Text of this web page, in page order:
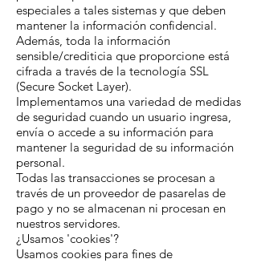
especiales a tales sistemas y que deben
mantener la información confidencial.
Además, toda la información
sensible/crediticia que proporcione está
cifrada a través de la tecnología SSL
(Secure Socket Layer).
Implementamos una variedad de medidas
de seguridad cuando un usuario ingresa,
envía o accede a su información para
mantener la seguridad de su información
personal.
Todas las transacciones se procesan a
través de un proveedor de pasarelas de
pago y no se almacenan ni procesan en
nuestros servidores.
¿Usamos 'cookies'?
Usamos cookies para fines de